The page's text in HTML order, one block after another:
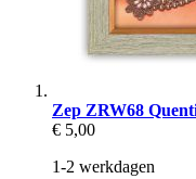
Zep ZRW68
€ 5,00
1-2 werkdagen